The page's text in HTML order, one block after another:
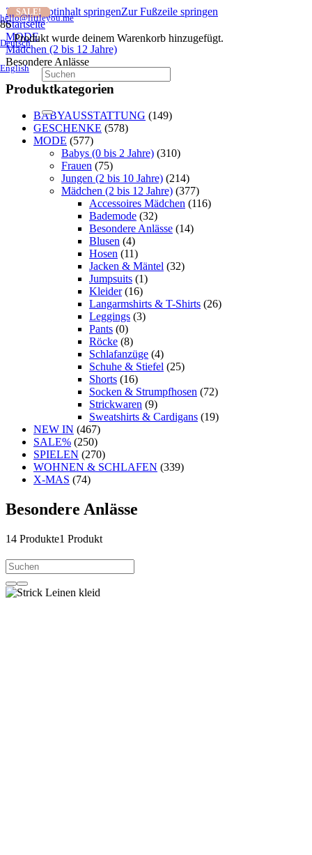
Zum Hauptinhalt springenZur Fußzeile springen
hello@littleyou.me
Deutsch
English
Produkt wurde deinem Warenkorb hinzugefügt.
Startseite
MODE
Mädchen (2 bis 12 Jahre)
Besondere Anlässe
Produktkategorien
BABYAUSSTATTUNG (149)
GESCHENKE (578)
MODE (577)
Babys (0 bis 2 Jahre) (310)
Frauen (75)
Jungen (2 bis 10 Jahre) (214)
Mädchen (2 bis 12 Jahre) (377)
Accessoires Mädchen (116)
Bademode (32)
Besondere Anlässe (14)
Blusen (4)
Hosen (11)
Jacken & Mäntel (32)
Jumpsuits (1)
Kleider (16)
Langarmshirts & T-Shirts (26)
Leggings (3)
Pants (0)
Röcke (8)
Schlafanzüge (4)
Schuhe & Stiefel (25)
Shorts (16)
Socken & Strumpfhosen (72)
Strickwaren (9)
Sweatshirts & Cardigans (19)
NEW IN (467)
SALE% (250)
SPIELEN (270)
WOHNEN & SCHLAFEN (339)
X-MAS (74)
Besondere Anlässe
14 Produkte1 Produkt
SALE!
SALE!
SALE!
SALE!
SALE!
SALE!
SALE!